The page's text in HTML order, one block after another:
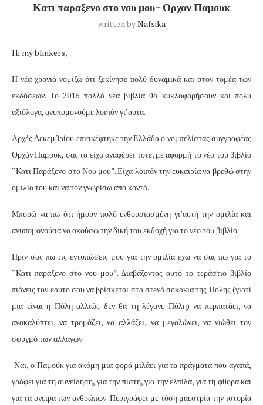
Κατι παραξενο στο νου μου- Ορχαν Παμουκ
written byNafsika
Hi my blinkers,
Η νέα χρονιά νομίζω ότι ξεκίνησε πολύ δυναμικά και στον τομέα των
εκδόσεων. Το 2016 πολλά νέα βιβλία θα κυκλοφορήσουν και πολύ
αξιόλογα, ανυπομονούμε λοιπόν γι’αυτα.
Αρχές Δεκεμβρίου επισκέφτηκε την Ελλάδα ο νομπελίστας συγγραφέας
Ορχάν Παμουκ, σας το είχα αναφέρει τότε, με αφορμή το νέο του βιβλίο
“Κατι Παράξενο στο Νου μου”. Είχα λοιπόν την ευκαιρία να βρεθώ στην
ομιλία του και να τον γνωρίσω από κοντά.
Μπορώ να πω ότι ήμουν πολύ ενθουσιασμένη γι’αυτή την ομιλία και
ανυπομονούσα να ακούσω την δική του εκδοχή για το νέο του βιβλίο.
Πριν σας πω τις εντυπώσεις μου για την ομιλία έχω να σας πω για το
“Κατι παραξενο στο νου μου”. Διαβάζοντας αυτό το τεράστιο βιβλίο
πιάνεις τον εαυτό σου να βρίσκεται στα στενά σοκάκια της Πόλης (γιατί
μια είναι η Πόλη αλλιώς δεν θα τη λέγανε Πόλη) να περπατάει, να
ανακαλύπτει, να τρομάζει, να αλλάζει, να μεγαλώνει, να νιώθει τον
σφυγμό των αλλαγών.
Ναι, ο Παμούκ για ακόμη μια φορά μιλάει για τα πράγματα που αγαπά,
γράφει για τη συνείδηση, για την πίστη, για την ελπίδα, για τη φθορά και
για τα ονειρα των ανθρώπων. Περιγράφει με τόση μαεστρία την ιστορία